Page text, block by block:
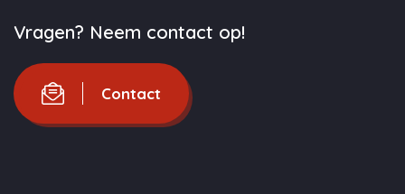
Vragen? Neem contact op!
Contact